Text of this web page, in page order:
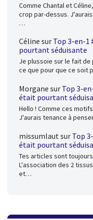
Comme Chantal et
crop par-dessus.
…
Céline sur Top 3-en-1
pourtant séduisante
Je plussoie sur le fait
ce que pour que ce soit
Morgane sur Top 3-
était pourtant
Hello ! Comme ces
J'aurais tenance à
missumlaut sur Top
était pourtant
Tes articles sont
L'association des 2
et…